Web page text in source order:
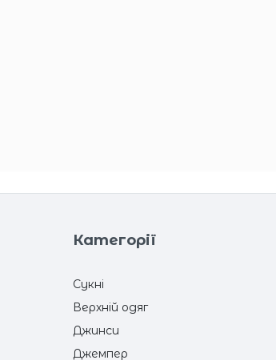
Категорії
Сукні
Верхній одяг
Джинси
Джемпер